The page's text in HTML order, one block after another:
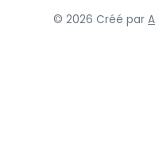
© 2026 Créé par